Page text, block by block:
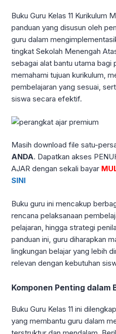
Buku Guru Kelas 11 Kurikulum
panduan yang disusun oleh
guru dalam
tingkat Sekolah Menengah
sebagai alat bantu utama bagi
memahami tujuan kurikulum,
pembelajaran yang sesuai,
siswa secara efektif.
Masih download file satu-
ANDA. Dapatkan akses
AJAR dengan sekali bayar
SINI
Buku guru ini mencakup
rencana pelaksanaan
pelajaran, hingga strategi
panduan ini, guru diharapkan
lingkungan belajar yang lebih
relevan dengan kebutuhan
Komponen Penting dalam
Buku Guru Kelas 11 ini
yang membantu guru dalam